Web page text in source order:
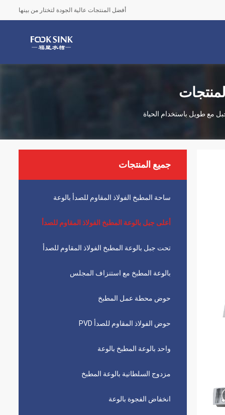
أفضل المنتجات عالية الجودة لتختار من بينها
جميع المنتجات
ساحة المطبخ الفولاذ المقاوم للصدأ بالوعة
أعلى جبل بالوعة المطبخ الفولاذ المقاوم للصدأ
تحت جبل بالوعة المطبخ الفولاذ المقاوم للصدأ
بالوعة المطبخ مع استنزاف المجلس
حوض محطة عمل المطبخ
حوض الفولاذ المقاوم للصدأ PVD
واحد بالوعة المطبخ بالوعة
مزدوج السلطانية بالوعة المطبخ
انخفاض الفجوة بالوعة